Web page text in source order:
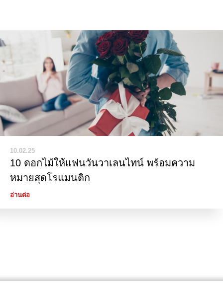
10.02.25
10 ดอกไม้ให้แฟนวันวาเลนไทน์ พร้อมความ
หมายสุดโรแมนติก
อ่านต่อ